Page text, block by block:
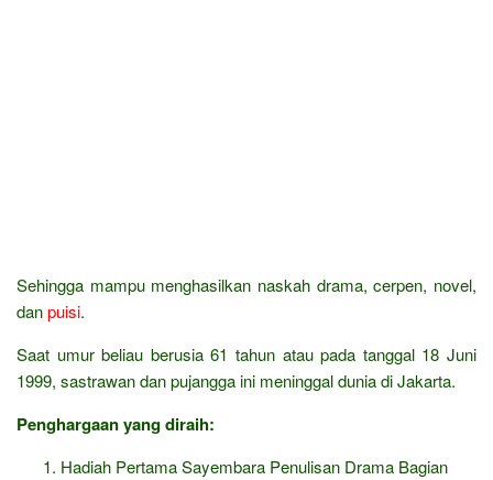
Sehingga mampu menghasilkan naskah drama, cerpen, novel,
danpuisi.
Saat umur beliau berusia 61 tahun atau pada tanggal 18 Juni
1999, sastrawan dan pujangga ini meninggal dunia di Jakarta.
Penghargaan yang diraih:
Hadiah Pertama Sayembara Penulisan Drama Bagian